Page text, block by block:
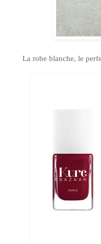
La robe blanche, le